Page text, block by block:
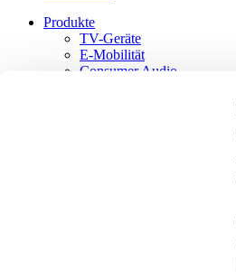
Produkte
TV-Geräte
E-Mobilität
Consumer Audio